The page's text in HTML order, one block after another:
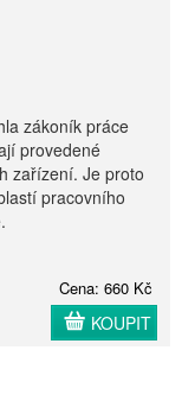
zákoník práce
provedené
zařízení. Je proto
pracovního
Cena: 660 Kč
KOUPIT